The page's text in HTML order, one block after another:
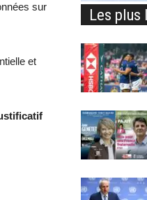
sur
et
Les plus